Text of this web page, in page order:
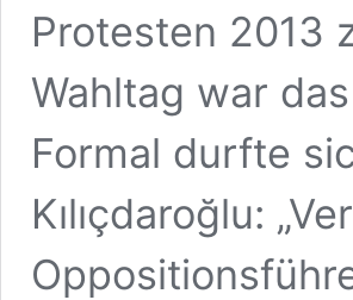
Protesten 2013
Wahltag war
Formal durfte
Kılıçdaroğlu: